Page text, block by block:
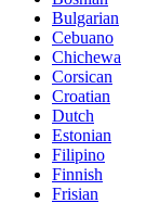
Bulgarian
Cebuano
Chichewa
Corsican
Croatian
Dutch
Estonian
Filipino
Finnish
Frisian